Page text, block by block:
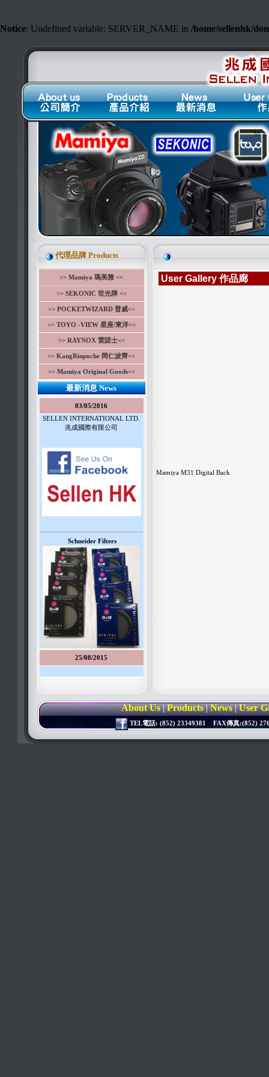
Notice: Undefined variable: SERVER_NAME in /home/sellenhk/
代理品牌 Products
>> Mamiya 瑪美雅 <<
>> SEKONIC 世光牌 <<
>> POCKETWIZARD 普威<<
>> TOYO -VIEW 星座/東洋<<
>> RAYNOX 雷諾士<<
>> KangRinpoche 岡仁波齊<<
>> Mamiya Original Goods<<
最新消息 News
03/05/2016
SELLEN INTERNATIONAL LTD.
兆成國際有限公司
Schneider Filters
25/08/2015
User Gallery 作品廊
Mamiya M31 Digital Back
About Us|Products|News| User
TEL電話: (852) 23349381 FAX傳真:(852)